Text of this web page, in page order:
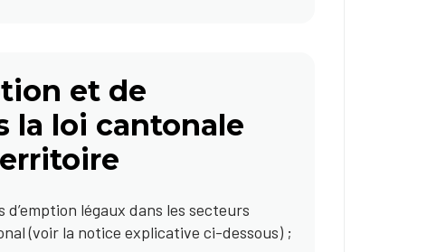
et de
la loi cantonale
légaux dans les secteurs
(voir la notice explicative ci-dessous) ;